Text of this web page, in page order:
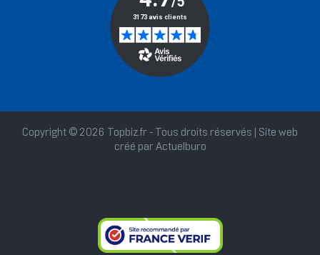
Copyright © 2026 Topbiz.fr - Tous droits réservés | Site web
créé par Actuelburo